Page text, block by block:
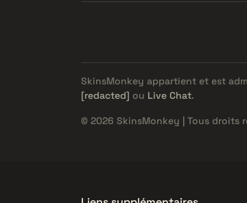
SkinsMonkey appartient et est
[redacted] ou Live Chat.
© 2026 SkinsMonkey | Tous droits